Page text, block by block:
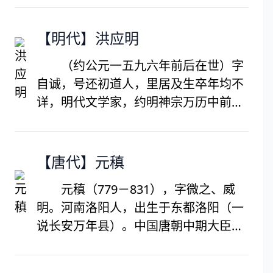
熙末年，整治松弛的吏治，后又完善军
纂修官，《省方盛典》《清圣祖实录》
副总裁官，《明史》《四朝国史》《大
清会典》《世宗实录》总裁官。死后谥
【明代】洪应明
（约公元一五九六年前后在世）字
自诚，号还初道人，里居及生卒年均不
详，明代文学家，约明神宗万历中前后
故事，由此得知他早年热衷于仕途功
(1603)前后曾经居住在南京秦淮河一
带，潜心著述。还与袁黄、冯梦桢等人
有所交往。
【唐代】元稹
元稹（779－831），字微之、威
明。河南洛阳人，出生于东都洛阳（一
说长安万年县）。中国唐朝中期大臣、